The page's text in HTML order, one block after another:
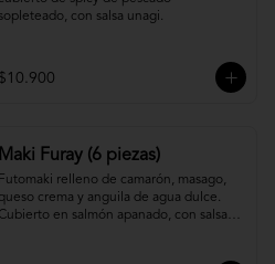
sopleteado, con salsa unagi.
$10.900
Maki Furay (6 piezas)
Futomaki relleno de camarón, masago,
queso crema y anguila de agua dulce.
Cubierto en salmón apanado, con salsa